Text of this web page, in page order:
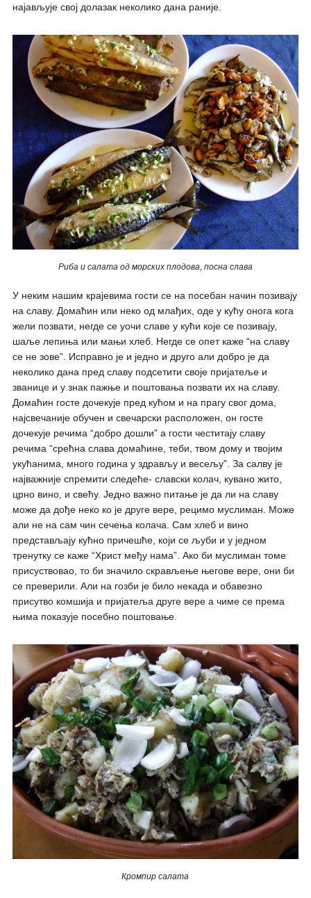
најављује свој долазак неколико дана раније.
Риба и салата од морских плодова, посна слава
У неким нашим крајевима гости се на посебан начин позивају
на славу. Домаћин или неко од млађих, оде у кућу онога кога
жели позвати, негде се уочи славе у кући које се позивају,
шаље лепиња или мањи хлеб. Негде се опет каже “на славу
се не зове”. Исправно је и једно и друго али добро је да
неколико дана пред славу подсетити своје пријатеље и
званице и у знак пажње и поштовања позвати их на славу.
Домаћин госте дочекује пред кућом и на прагу свог дома,
најсвечаније обучен и свечарски расположен, он госте
дочекује речима “добро дошли” а гости честитају славу
речима “срећна слава домаћине, теби, твом дому и твојим
укућанима, много година у здрављу и весељу”. За салву је
најважније спремити следеће- славски колач, кувано жито,
црно вино, и свећу. Једно важно питање је да ли на славу
може да дође неко ко је друге вере, рецимо муслиман. Може
али не на сам чин сечења колача. Сам хлеб и вино
представљају кућно причешће, који се љуби и у једном
тренутку се каже “Христ међу нама”. Ако би муслиман томе
присуствовао, то би значило скрављење његове вере, они би
се преверили. Али на гозби је било некада и обавезно
присутво комшија и пријатеља друге вере а чиме се према
њима показује посебно поштовање.
Кромпир салата